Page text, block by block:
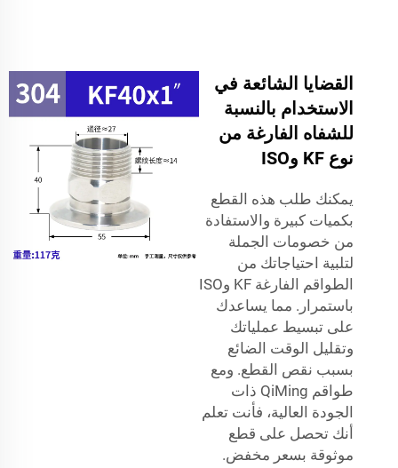
القضايا الشائعة في
الاستخدام بالنسبة
للشفاه الفارغة من
نوع KF وISO
يمكنك طلب هذه القطع
بكميات كبيرة والاستفادة
من خصومات الجملة
لتلبية احتياجاتك من
الطواقم الفارغة KF وISO
باستمرار. مما يساعدك
على تبسيط عملياتك
وتقليل الوقت الضائع
بسبب نقص القطع. ومع
طواقم QiMing ذات
الجودة العالية، فأنت تعلم
أنك تحصل على قطع
موثوقة بسعر مخفض.